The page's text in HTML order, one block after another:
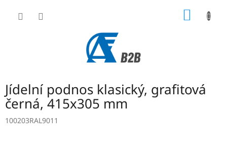
Jídelní podnos klasický, grafitová
černá, 415x305 mm
100203RAL9011